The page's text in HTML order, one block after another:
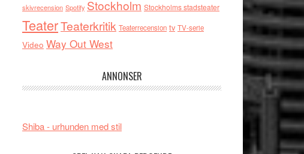
skivrecension Spotify Stockholm Stockholms stadsteater
TeaterTeaterkritik Teaterrecension tv TV-serie
Video Way Out West
ANNONSER
Shiba - urhunden med stil